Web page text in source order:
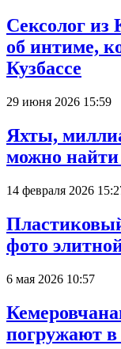
Сексолог из
об интиме,
Кузбассе
29 июня 2026 15:59
Яхты,
можно
14 февраля 2026
фото
6 мая 2026 10:57
погружают в